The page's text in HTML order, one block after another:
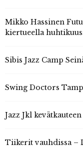
Mikko Hassinen
kiertueella
Sibis Jazz Camp
Swing Doctors
Jazz Jkl
Tiikerit vauhdissa –